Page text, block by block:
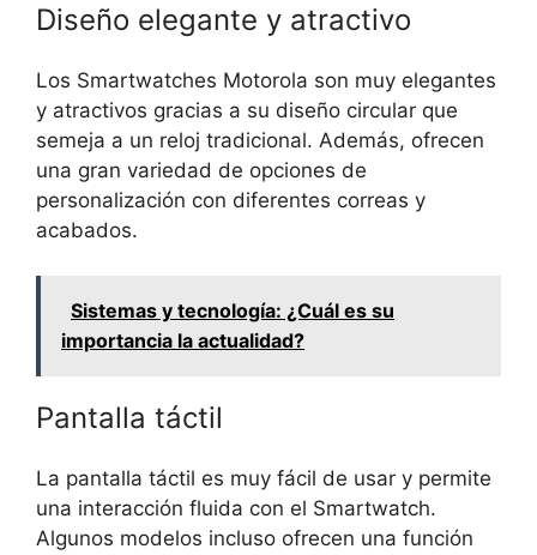
Diseño elegante y atractivo
Los Smartwatches Motorola son muy elegantes
y atractivos gracias a su diseño circular que
semeja a un reloj tradicional. Además, ofrecen
una gran variedad de opciones de
personalización con diferentes correas y
acabados.
Sistemas y tecnología: ¿Cuál es su
importancia la actualidad?
Pantalla táctil
La pantalla táctil es muy fácil de usar y permite
una interacción fluida con el Smartwatch.
Algunos modelos incluso ofrecen una función